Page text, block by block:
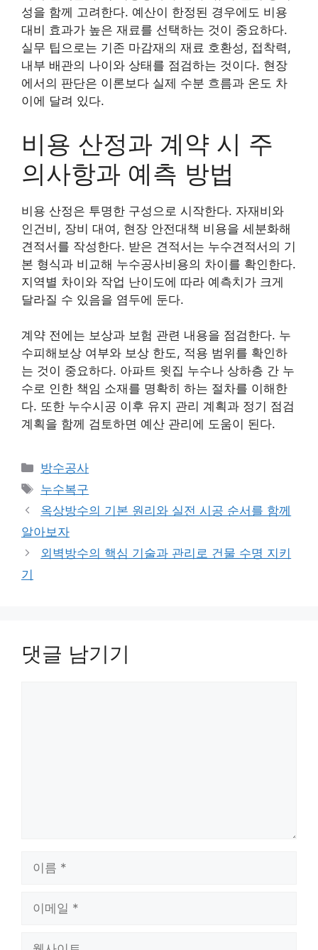
성을 함께 고려한다. 예산이 한정된 경우에도 비용
대비 효과가 높은 재료를 선택하는 것이 중요하다.
실무 팁으로는 기존 마감재의 재료 호환성, 접착력,
내부 배관의 나이와 상태를 점검하는 것이다. 현장
에서의 판단은 이론보다 실제 수분 흐름과 온도 차
이에 달려 있다.
비용 산정과 계약 시 주
의사항과 예측 방법
비용 산정은 투명한 구성으로 시작한다. 자재비와
인건비, 장비 대여, 현장 안전대책 비용을 세분화해
견적서를 작성한다. 받은 견적서는 누수견적서의 기
본 형식과 비교해 누수공사비용의 차이를 확인한다.
지역별 차이와 작업 난이도에 따라 예측치가 크게
달라질 수 있음을 염두에 둔다.
계약 전에는 보상과 보험 관련 내용을 점검한다. 누
수피해보상 여부와 보상 한도, 적용 범위를 확인하
는 것이 중요하다. 아파트 윗집 누수나 상하층 간 누
수로 인한 책임 소재를 명확히 하는 절차를 이해한
다. 또한 누수시공 이후 유지 관리 계획과 정기 점검
계획을 함께 검토하면 예산 관리에 도움이 된다.
카
테
리
방수공사
태
그
누수복구
옥상방수의 기본 원리와 실전 시공 순서를 함께
알아보자
외벽방수의 핵심 기술과 관리로 건물 수명 지키
기
댓글 남기기